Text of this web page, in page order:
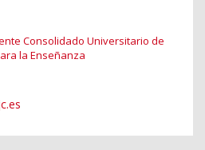
Consolidado Universitario de
la Enseñanza